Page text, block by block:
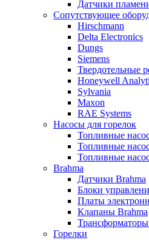
Датчики
Сопутствующее
Hirschmann
Delta Electronics
Dungs
Siemens
Твердотельные
Honeywell
Sylvania
Maxon
RAE Systems
Насосы для горелок
Топливные
Топливные
Топливные
Brahma
Датчики Brahma
Блоки
Платы
Клапаны Brahma
Горелки